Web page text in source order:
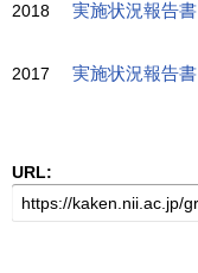
2018 実施状況報告書
2017 実施状況報告書
URL: